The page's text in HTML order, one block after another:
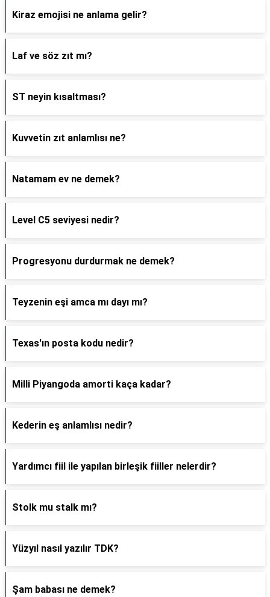
Kiraz emojisi ne anlama gelir?
Laf ve söz zıt mı?
ST neyin kısaltması?
Kuvvetin zıt anlamlısı ne?
Natamam ev ne demek?
Level C5 seviyesi nedir?
Progresyonu durdurmak ne demek?
Teyzenin eşi amca mı dayı mı?
Texas'ın posta kodu nedir?
Milli Piyangoda amorti kaça kadar?
Kederin eş anlamlısı nedir?
Yardımcı fiil ile yapılan birleşik fiiller nelerdir?
Stolk mu stalk mı?
Yüzyıl nasıl yazılır TDK?
Şam babası ne demek?